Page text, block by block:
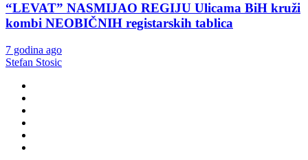
“LEVAT” NASMIJAO REGIJU Ulicama BiH kruži
kombi NEOBIČNIH registarskih tablica
7 godina ago
Stefan Stosic